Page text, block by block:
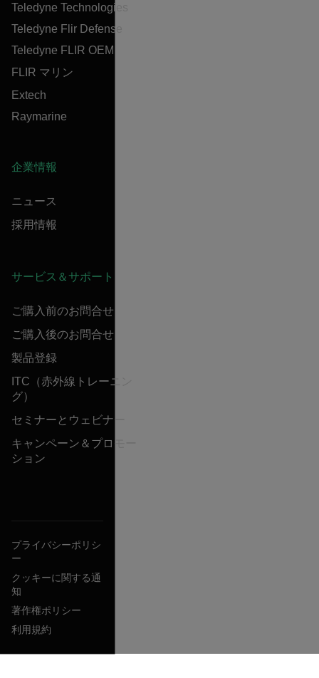
Teledyne Technologies
Teledyne Flir Defense
Teledyne FLIR OEM
FLIR マリン
Extech
Raymarine
企業情報
ニュース
採用情報
サービス＆サポート
ご購入前のお問合せ
ご購入後のお問合せ
製品登録
ITC（赤外線トレーニン
グ）
セミナーとウェビナー
キャンペーン＆プロモー
ション
プライバシーポリシ
ー
クッキーに関する通
知
著作権ポリシー
利用規約